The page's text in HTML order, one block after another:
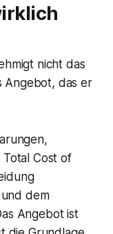
nicht das
Angebot, das er
Cost of
dem
Angebot ist